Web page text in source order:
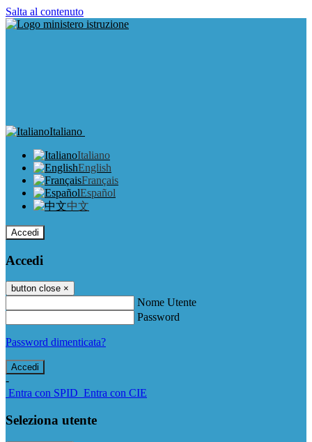
Salta al contenuto
Italiano
Italiano
English
Français
Español
中文
Accedi
Accedi
button close ×
Nome Utente
Password
Password dimenticata?
-
Entra con SPID Entra con CIE
Seleziona utente